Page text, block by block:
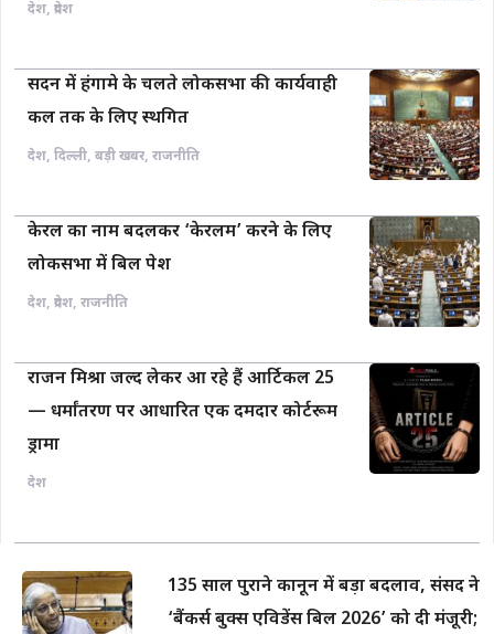
देश, प्रदेश
सदन में हंगामे के चलते लोकसभा की कार्यवाही
कल तक के लिए स्थगित
देश, दिल्ली, बड़ी खबर, राजनीति
केरल का नाम बदलकर ‘केरलम’ करने के लिए
लोकसभा में बिल पेश
देश, प्रदेश, राजनीति
राजन मिश्रा जल्द लेकर आ रहे हैं आर्टिकल 25
— धर्मांतरण पर आधारित एक दमदार कोर्टरूम
ड्रामा
देश
135 साल पुराने कानून में बड़ा बदलाव, संसद ने
‘बैंकर्स बुक्स एविडेंस बिल 2026’ को दी मंजूरी;